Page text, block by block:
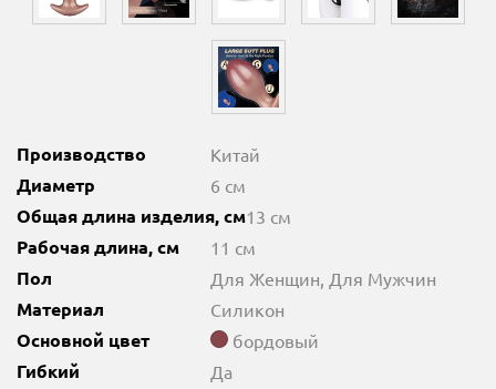
Производство Китай
Диаметр 6 см
Общая длина изделия, см13 см
Рабочая длина, см 11 см
Пол Для Женщин, Для Мужчин
Материал Силикон
Основной цвет бордовый
Гибкий Да